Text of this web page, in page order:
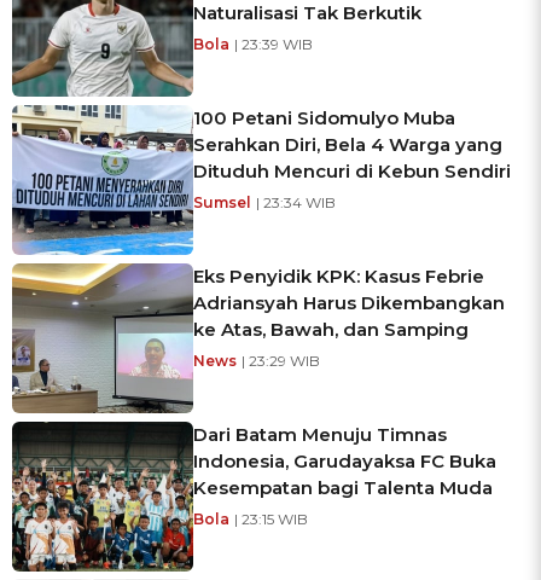
Naturalisasi Tak Berkutik
Bola | 23:39 WIB
100 Petani Sidomulyo Muba
Serahkan Diri, Bela 4 Warga yang
Dituduh Mencuri di Kebun Sendiri
Sumsel | 23:34 WIB
Eks Penyidik KPK: Kasus Febrie
Adriansyah Harus Dikembangkan
ke Atas, Bawah, dan Samping
News | 23:29 WIB
Dari Batam Menuju Timnas
Indonesia, Garudayaksa FC Buka
Kesempatan bagi Talenta Muda
Bola | 23:15 WIB